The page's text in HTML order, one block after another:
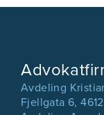
Avdeling
Fjellgata 6,